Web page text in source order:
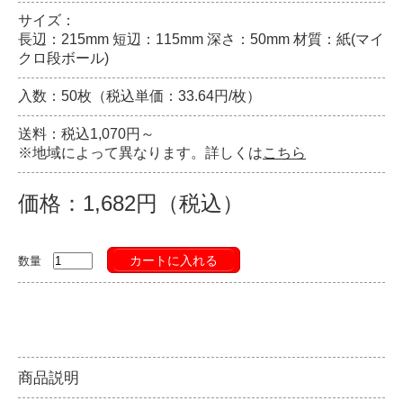
サイズ：
長辺：215mm 短辺：115mm 深さ：50mm 材質：紙(マイ
クロ段ボール)
入数：50枚（税込単価：33.64円/枚）
送料：税込1,070円～
※地域によって異なります。詳しくはこちら
価格：1,682円（税込）
数量 カートに入れる
商品説明